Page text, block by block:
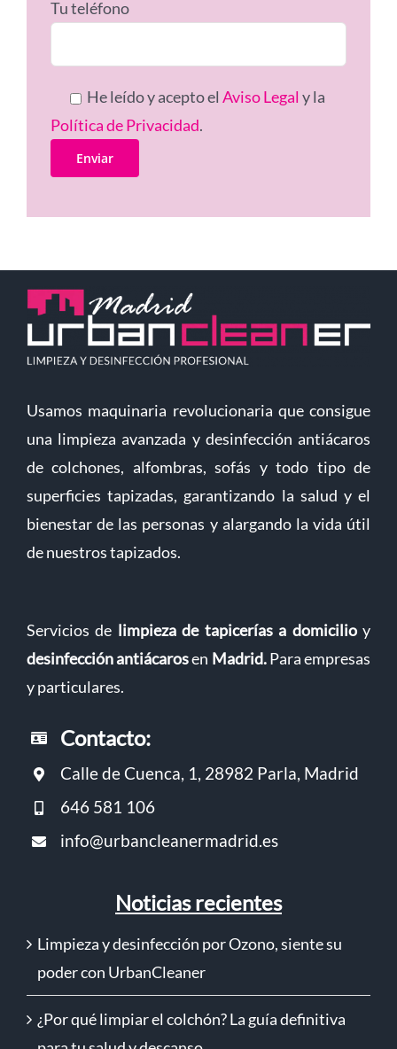
Tu teléfono
He leído y acepto elAviso Legal y la
Política de Privacidad.
Usamos maquinaria revolucionaria que consigue
una limpieza avanzada y desinfección antiácaros
de colchones, alfombras, sofás y todo tipo de
superficies tapizadas, garantizando la salud y el
bienestar de las personas y alargando la vida útil
de nuestros tapizados.
Servicios de limpieza de tapicerías a domicilioy
desinfección antiácarosen Madrid.Para empresas
y particulares.
Contacto:
Calle de Cuenca, 1, 28982 Parla, Madrid
646 581 106
info@urbancleanermadrid.es
Noticias recientes
Limpieza y desinfección por Ozono, siente su
poder con UrbanCleaner
¿Por qué limpiar el colchón? La guía definitiva